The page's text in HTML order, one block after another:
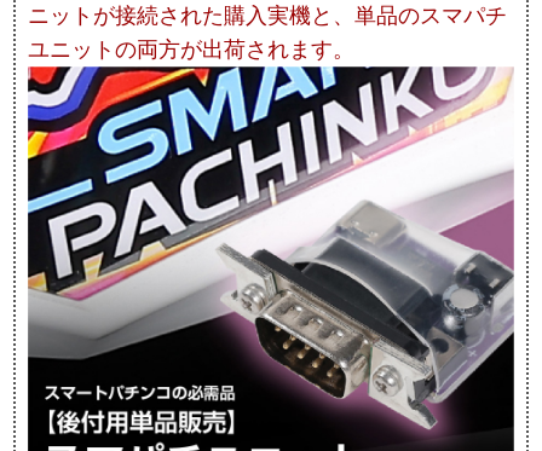
ニットが接続された購入実機と、単品のスマパチ
ユニットの両方が出荷されます。